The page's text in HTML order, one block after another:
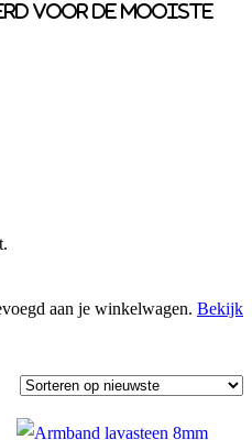
voor de mooiste
aan je winkelwagen. Bekijk